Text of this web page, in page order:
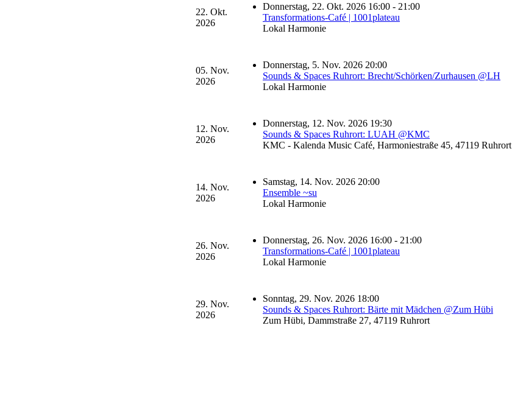
22. Okt.
2026
Donnerstag, 22. Okt. 2026 16:00 - 21:00
Transformations-Café | 1001plateau
Lokal Harmonie
05. Nov.
2026
Donnerstag, 5. Nov. 2026 20:00
Sounds & Spaces Ruhrort: Brecht/Schörken/Zurhausen @LH
Lokal Harmonie
12. Nov.
2026
Donnerstag, 12. Nov. 2026 19:30
Sounds & Spaces Ruhrort: LUAH @KMC
KMC - Kalenda Music Café, Harmoniestraße 45, 47119 Ruhrort
14. Nov.
2026
Samstag, 14. Nov. 2026 20:00
Ensemble ~su
Lokal Harmonie
26. Nov.
2026
Donnerstag, 26. Nov. 2026 16:00 - 21:00
Transformations-Café | 1001plateau
Lokal Harmonie
29. Nov.
2026
Sonntag, 29. Nov. 2026 18:00
Sounds & Spaces Ruhrort: Bärte mit Mädchen @Zum Hübi
Zum Hübi, Dammstraße 27, 47119 Ruhrort